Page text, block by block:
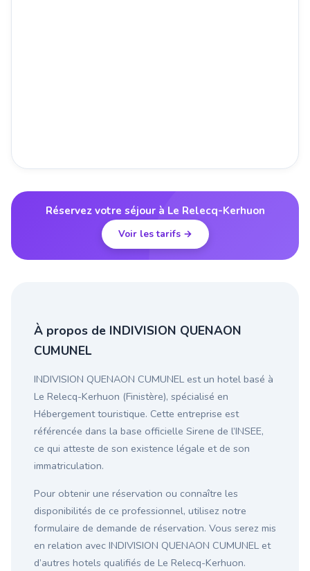
Réservez votre séjour à Le Relecq-Kerhuon
Voir les tarifs →
À propos de INDIVISION QUENAON
CUMUNEL
INDIVISION QUENAON CUMUNEL est un hotel basé à
Le Relecq-Kerhuon (Finistère), spécialisé en
Hébergement touristique. Cette entreprise est
référencée dans la base officielle Sirene de l’INSEE,
ce qui atteste de son existence légale et de son
immatriculation.
Pour obtenir une réservation ou connaître les
disponibilités de ce professionnel, utilisez notre
formulaire de demande de réservation. Vous serez mis
en relation avec INDIVISION QUENAON CUMUNEL et
d’autres hotels qualifiés de Le Relecq-Kerhuon.